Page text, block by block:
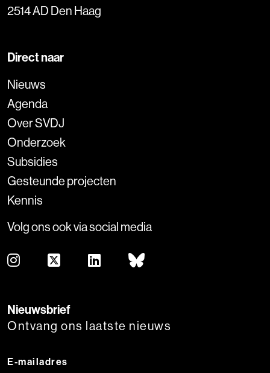
2514 AD Den Haag
Direct naar
Nieuws
Agenda
Over SVDJ
Onderzoek
Subsidies
Gesteunde projecten
Kennis
Volg ons ook via social media
Nieuwsbrief
Ontvang ons laatste nieuws
E-mailadres